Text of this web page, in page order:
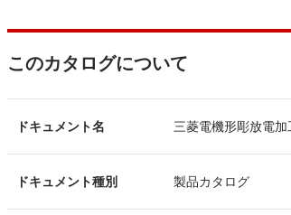
このカタログについて
ドキュメント名 三菱電機形彫放電
ドキュメント種別 製品カタログ